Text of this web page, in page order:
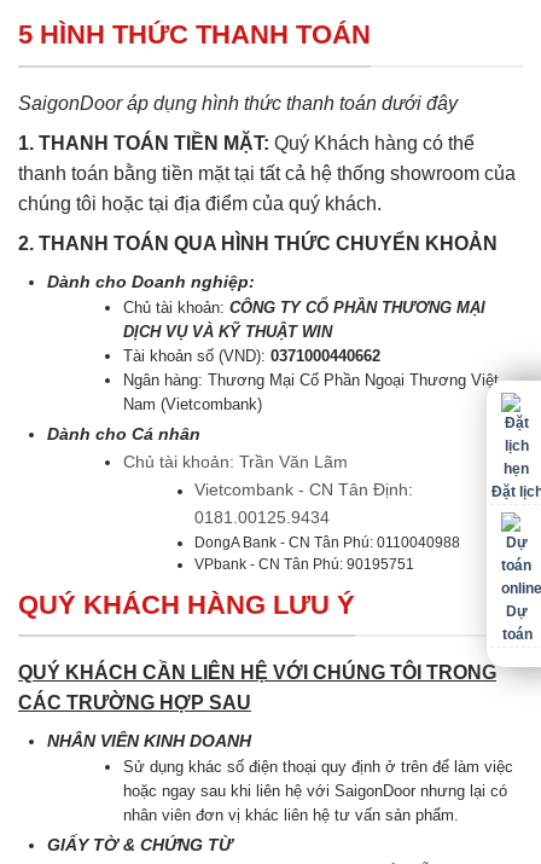
5 HÌNH THỨC THANH TOÁN
SaigonDoor áp dụng hình thức thanh toán dưới đây
1. THANH TOÁN TIỀN MẶT: Quý Khách hàng có thể
thanh toán bằng tiền mặt tại tất cả hệ thống showroom của
chúng tôi hoặc tại địa điểm của quý khách.
2. THANH TOÁN QUA HÌNH THỨC CHUYỂN KHOẢN
Dành cho Doanh nghiệp:
Chủ tài khoản:CÔNG TY CỔ PHẦN THƯƠNG MẠI
DỊCH VỤ VÀ KỸ THUẬT WIN
Tài khoản số (VND):0371000440662
Ngân hàng: Thương Mại Cổ Phần Ngoại Thương Việt
Nam (Vietcombank)
Dành cho Cá nhân
Chủ tài khoản: Trần Văn Lãm
Vietcombank - CN Tân Định:
0181.00125.9434
DongA Bank - CN Tân Phú: 0110040988
VPbank - CN Tân Phú: 90195751
QUÝ KHÁCH HÀNG LƯU Ý
QUÝ KHÁCH CẦN LIÊN HỆ VỚI CHÚNG TÔI TRONG
CÁC TRƯỜNG HỢP SAU
NHÂN VIÊN KINH DOANH
Sử dụng khác số điện thoại quy định ở trên để làm việc
hoặc ngay sau khi liên hệ với SaigonDoor nhưng lại có
nhân viên đơn vị khác liên hệ tư vấn sản phẩm.
GIẤY TỜ & CHỨNG TỪ
Đặt
Dự
toán